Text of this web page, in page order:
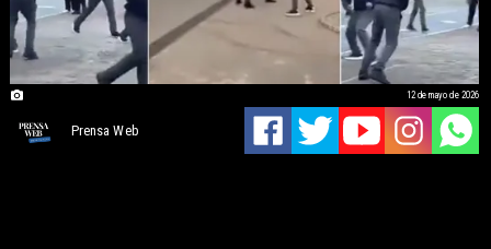
Prensa Web
12 de mayo de 2026